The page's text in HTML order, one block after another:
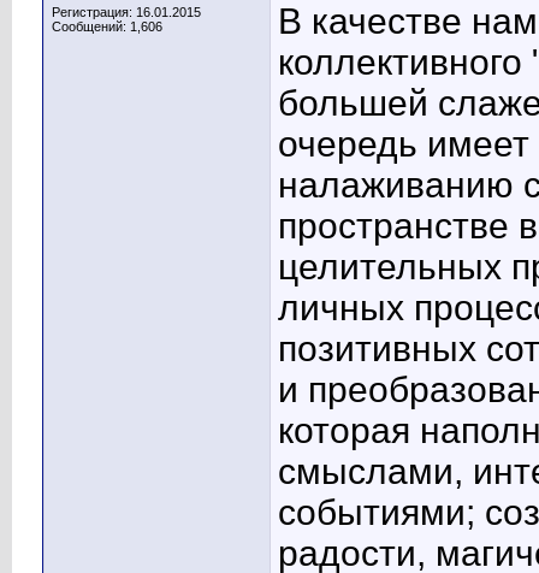
Регистрация: 16.01.2015
Сообщений: 1,606
В качестве
большей
очередь
налаживанию
пространстве
целительных
личных
позитивных
и
которая
смыслами,
событиями;
радости,